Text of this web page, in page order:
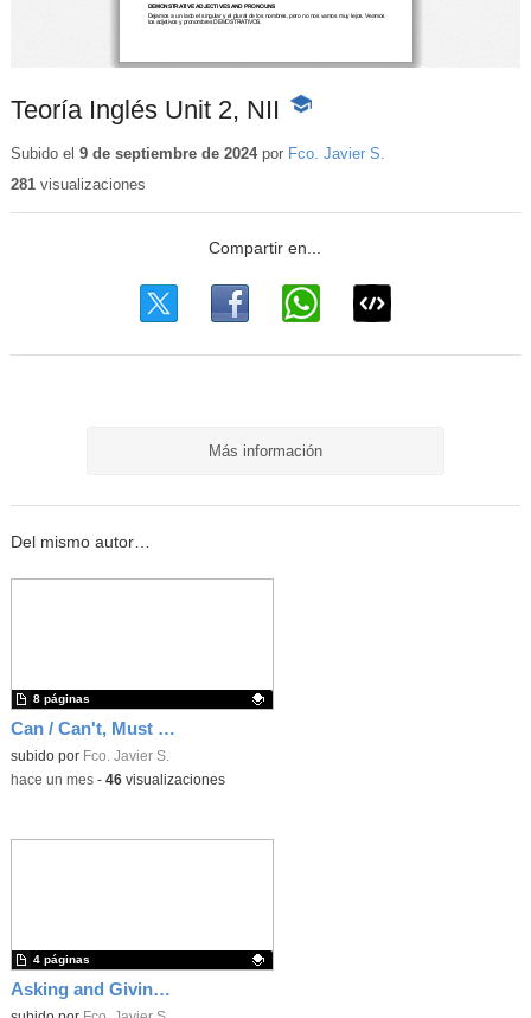
Teoría Inglés Unit 2, NII
-
educativo
Subido el 9 de septiembre de 2024por Fco. Javier S.
281visualizaciones
Más información
Del mismo autor…
Can / Can't, Must & Should, Conditional Sentences, Sports & Healthy life, Transportation
Contenido educativo.
subido por Fco. Javier S.
8 páginas
-hace un mes- 46visualizaciones
Asking and Giving Directions, Saying Where Places are
4 páginas